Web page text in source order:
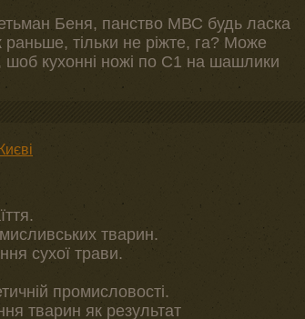
Беня, панство МВС будь ласка
тільки не ріжте, га? Може
шоб кухонні ножі по С1 на шашлики
мисливських тварин.
сухої трави.
промисловості.
тварин як результат